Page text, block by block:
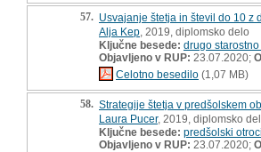
57. Usvajanje štetja in števil do 10 z
Alja Kep , 2019, diplomsko delo
Ključne besede: drugo
Objavljeno v RUP: 23.07.2020;
Celotno besedilo (1,07 MB)
58. Strategije štetja v predšolskem
Laura Pucer, 2019, diplomsko
Ključne besede: predšolski otroci
Objavljeno v RUP: 23.07.2020;